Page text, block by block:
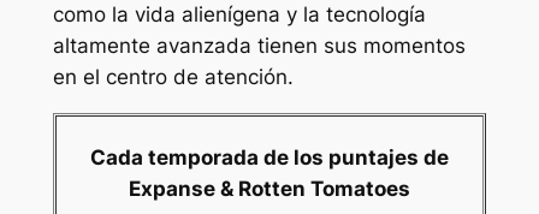
como la vida alienígena y la tecnología
altamente avanzada tienen sus momentos
en el centro de atención.
Cada temporada de los puntajes de
Expanse & Rotten Tomatoes